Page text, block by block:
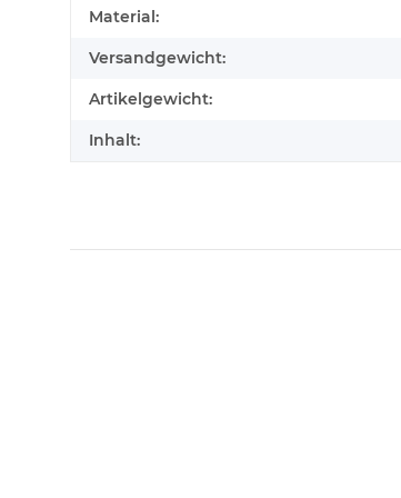
Produkteigenschaft
Wert
Material:
Versandgewicht:
Artikelgewicht:
Inhalt: